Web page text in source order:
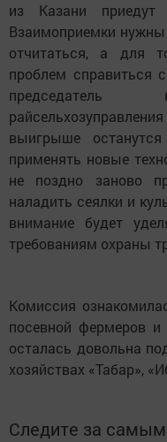
из Казани приедут
Взаимоприемки нужны
отчитаться, а для
проблем справиться
председатель
выигрыше
применять новые
не поздно заново
наладить сеялки и
внимание будет
требованиям охраны
Комиссия
посевной фермеров и
осталась довольна
хозяйствах «Табар»,
Следите за